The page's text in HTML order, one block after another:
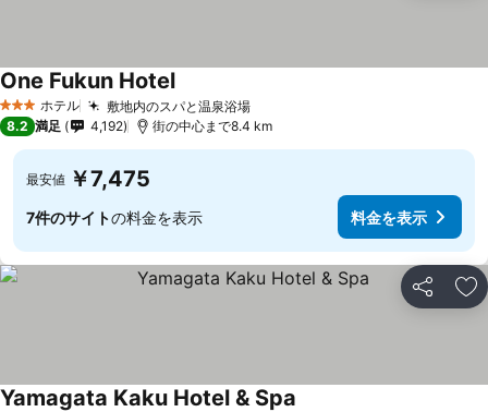
3 ホテルのランク
ホテル 敷地内のスパと温泉浴場料金を表示
One Fukun Hotel料金を表示
8.2 満足 4,192 街の中心まで8.4 km
最安値 ￥7,475
7件のサイトの料金を表示 料金を表示
シェア お
Yamagata Kaku Hotel & Spa